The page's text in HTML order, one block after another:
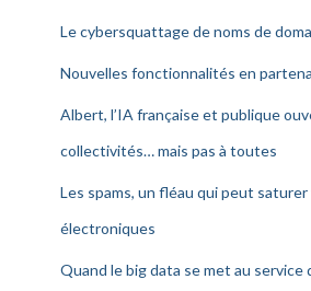
Le cybersquattage de noms de
Nouvelles fonctionnalités en
Albert, l’IA française et publique
collectivités… mais pas à toutes
Les spams, un fléau qui peut
électroniques
Quand le big data se met au service